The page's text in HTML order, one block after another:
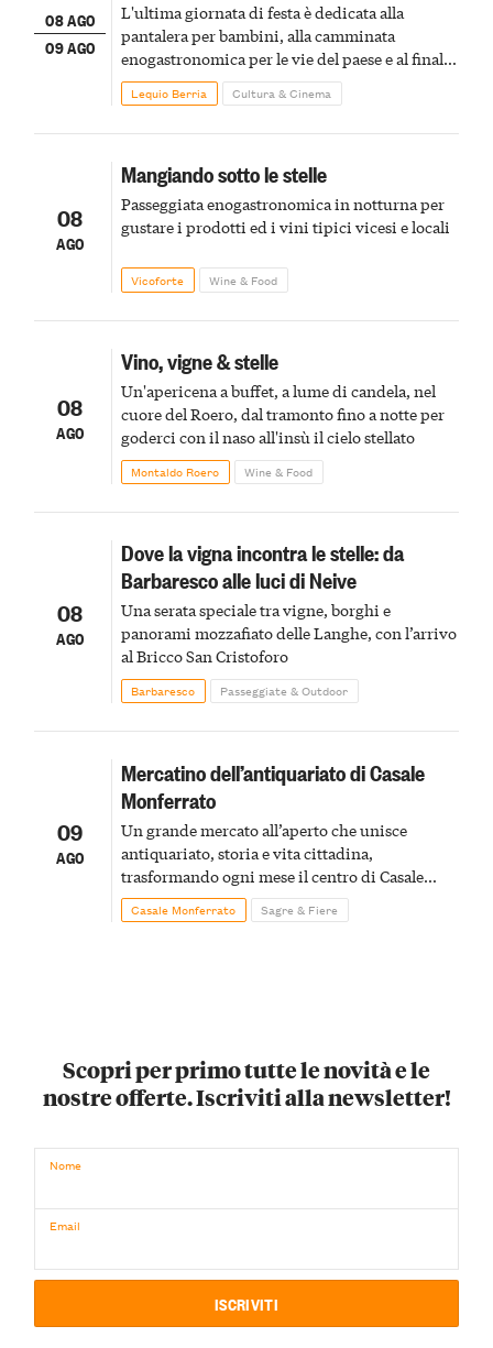
08 AGO
09 AGO
L'ultima giornata di festa è dedicata alla
pantalera per bambini, alla camminata
enogastronomica per le vie del paese e al finale
pirotecnico
Lequio Berria Cultura & Cinema
08
AGO
Mangiando sotto le stelle
Passeggiata enogastronomica in notturna per
gustare i prodotti ed i vini tipici vicesi e locali
Vicoforte Wine & Food
08
AGO
Vino, vigne & stelle
Un'apericena a buffet, a lume di candela, nel
cuore del Roero, dal tramonto fino a notte per
goderci con il naso all'insù il cielo stellato
Montaldo Roero Wine & Food
08
AGO
Dove la vigna incontra le stelle: da
Barbaresco alle luci di Neive
Una serata speciale tra vigne, borghi e
panorami mozzafiato delle Langhe, con l’arrivo
al Bricco San Cristoforo
Barbaresco Passeggiate & Outdoor
09
AGO
Mercatino dell’antiquariato di Casale
Monferrato
Un grande mercato all’aperto che unisce
antiquariato, storia e vita cittadina,
trasformando ogni mese il centro di Casale
Monferrato in un luogo di scoperta e racconto
Casale Monferrato Sagre & Fiere
Scopri per primo tutte le novità e le
nostre offerte. Iscriviti alla newsletter!
Nome
Email